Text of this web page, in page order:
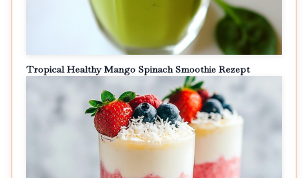
Tropical Healthy Mango Spinach Smoothie Rezept